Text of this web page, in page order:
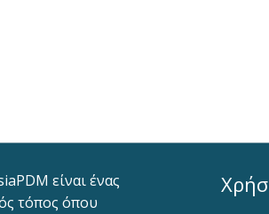
είναι ένας
τόπος όπου